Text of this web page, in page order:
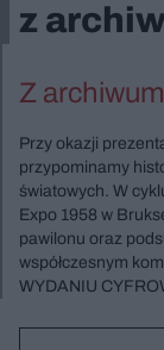
z
Z
Przy okazji
przypominamy
światowych. W
Expo 1958 w
pawilonu oraz
współczesnym
WYDANIU